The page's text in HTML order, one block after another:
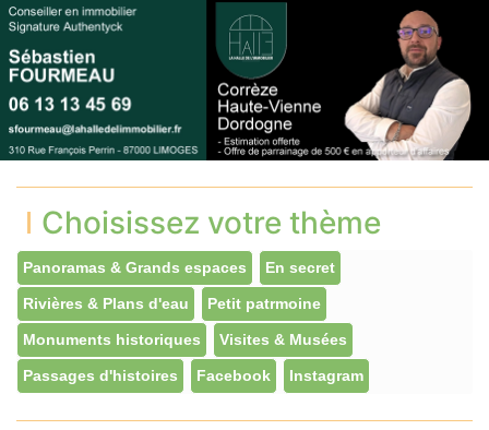
Choisissez votre thème
Panoramas & Grands espaces En secret
Rivières & Plans d'eau Petit patrmoine
Monuments historiques Visites & Musées
Passages d'histoires Facebook Instagram